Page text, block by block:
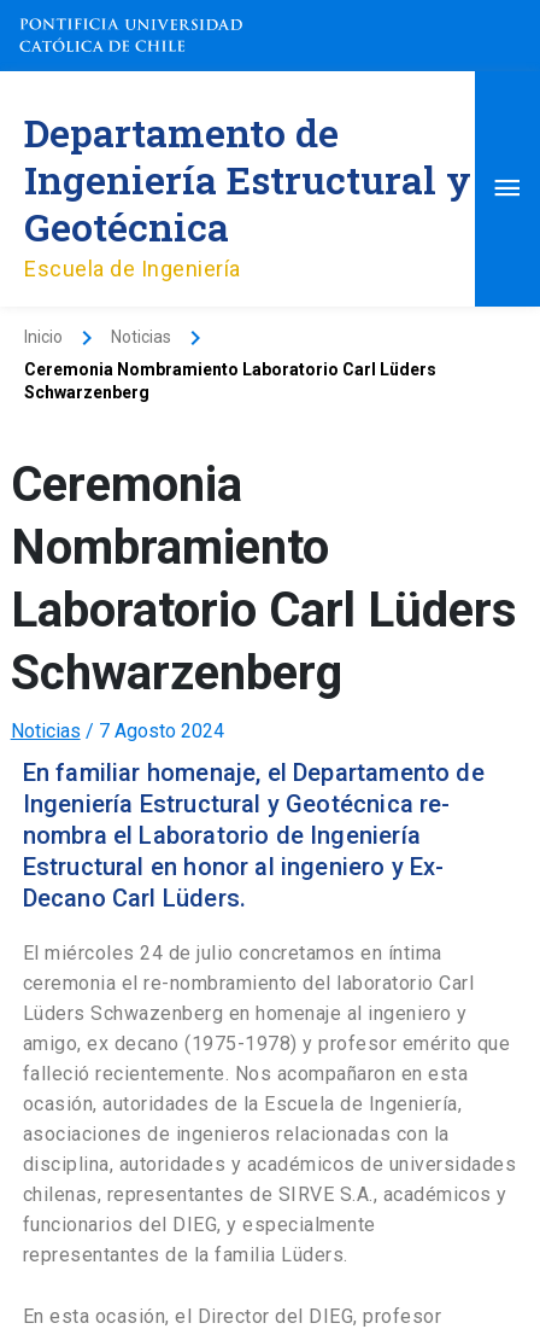
contenido
Departamento de
Ingeniería Estructural y
Geotécnica
Escuela de Ingeniería
Inicio
Noticias
Ceremonia Nombramiento Laboratorio Carl Lüders
Schwarzenberg
Ceremonia
Nombramiento
Laboratorio Carl Lüders
Schwarzenberg
Noticias / 7 Agosto 2024
En familiar homenaje, el Departamento de
Ingeniería Estructural y Geotécnica re-
nombra el Laboratorio de Ingeniería
Estructural en honor al ingeniero y Ex-
Decano Carl Lüders.
El miércoles 24 de julio concretamos en íntima
ceremonia el re-nombramiento del laboratorio Carl
Lüders Schwazenberg en homenaje al ingeniero y
amigo, ex decano (1975-1978) y profesor emérito que
falleció recientemente. Nos acompañaron en esta
ocasión, autoridades de la Escuela de Ingeniería,
asociaciones de ingenieros relacionadas con la
disciplina, autoridades y académicos de universidades
chilenas, representantes de SIRVE S.A., académicos y
funcionarios del DIEG, y especialmente
representantes de la familia Lüders.
En esta ocasión, el Director del DIEG, profesor